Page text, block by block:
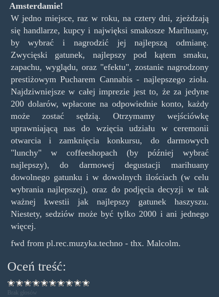
Amsterdamie!
W jedno miejsce, raz w roku, na cztery dni, zjeżdzają
się handlarze, kupcy i najwięksi smakosze Marihuany,
by wybrać i nagrodzić jej najlepszą odmianę.
Zwycięski gatunek, najlepszy pod kątem smaku,
zapachu, wyglądu, oraz "efektu", zostanie nagrodzony
prestiżowym Pucharem Cannabis - najlepszego zioła.
Najdziwniejsze w całej imprezie jest to, że za jedyne
200 dolarów, wpłacone na odpowiednie konto, każdy
może zostać sędzią. Otrzymamy wejściówkę
uprawniającą nas do wzięcia udziału w ceremonii
otwarcia i zamknięcia konkursu, do darmowych
"lunchy" w coffeeshopach (by później wybrać
najlepszy), do darmowej degustacji marihuany
dowolnego gatunku i w dowolnych ilościach (w celu
wybrania najlepszej), oraz do podjęcia decyzji w tak
ważnej kwestii jak najlepszy gatunek haszyszu.
Niestety, sedziów może być tylko 2000 i ani jednego
więcej.
fwd from pl.rec.muzyka.techno - thx. Malcolm.
Oceń treść:
Brak głosów